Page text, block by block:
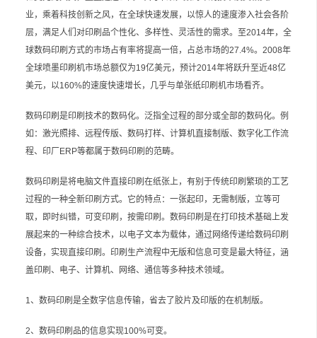
业，乘着科技创新之风，在全球快速发展，以惊人的速度渗入社会各阶
层，满足人们对印刷品个性化、多样性、灵活性的需求。至2014年，全
球数码印刷方式的市场占有率将提高一倍，占总市场的27.4%。2008年
全球喷墨印刷机市场总额仅为19亿美元，预计2014年将跃升至近48亿
美元，以160%的速度快速增长，几乎与单张纸印刷机市场看齐。
数码印刷是印刷技术的数码化。泛指全过程的部分或全部的数码化。例
如：激光照排、远程传版、数码打样、计算机直接制版、数字化工作流
程、印厂ERP等都属于数码印刷的范畴。
数码印刷是将电脑文件直接印刷在纸张上，有别于传统印刷繁琐的工艺
过程的一种全新印刷方式。它的特点：一张起印，无需制版，立等可
取，即时纠错，可变印刷，按需印刷。数码印刷是在打印技术基础上发
展起来的一种综合技术，以电子文本为载体，通过网络传递给数码印刷
设备，实现直接印刷。印刷生产流程中无版和信息可变是最大特征，涵
盖印刷、电子、计算机、网络、通信等多种技术领域。
1、数码印刷是全数字信息传输，省去了胶片及印版的在机制版。
2、数码印刷品的信息实现100%可变。